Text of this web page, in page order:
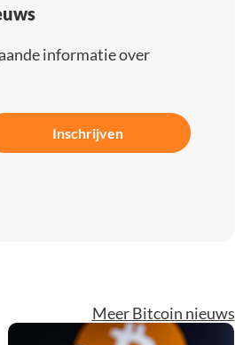
informatie over
Inschrijven
Meer Bitcoin nieuws